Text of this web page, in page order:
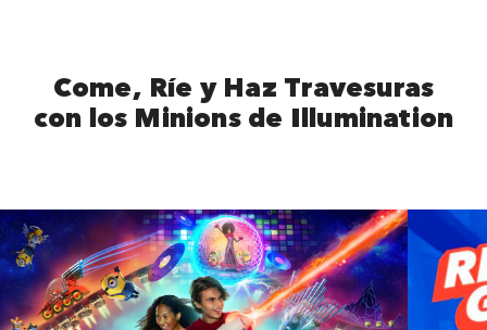
Come, Ríe y Haz Travesuras
con los Minions de Illumination